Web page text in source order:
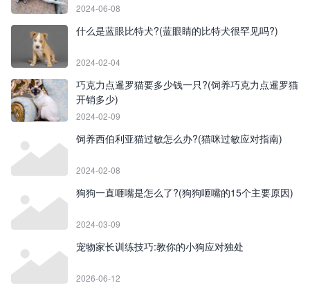
2024-06-08
什么是蓝眼比特犬?(蓝眼睛的比特犬很罕见吗?)
2024-02-04
巧克力点暹罗猫要多少钱一只?(饲养巧克力点暹罗猫
开销多少)
2024-02-09
饲养西伯利亚猫过敏怎么办?(猫咪过敏应对指南)
2024-02-08
狗狗一直咂嘴是怎么了?(狗狗咂嘴的15个主要原因)
2024-03-09
宠物家长训练技巧:教你的小狗应对独处
2026-06-12